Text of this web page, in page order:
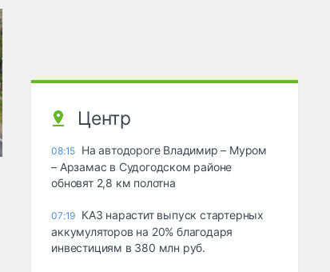
Центр
08:15 На автодороге Владимир – Муром
– Арзамас в Судогодском районе
обновят 2,8 км полотна
07:19 КАЗ нарастит выпуск стартерных
аккумуляторов на 20% благодаря
инвестициям в 380 млн руб.